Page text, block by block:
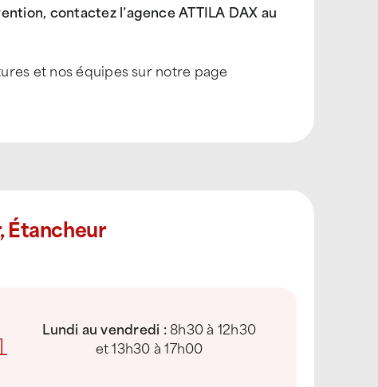
contactez l’agence ATTILA DAX au
et nos équipes sur notre page
Étancheur
Lundi au vendredi :8h30 à 12h30
et 13h30 à 17h00